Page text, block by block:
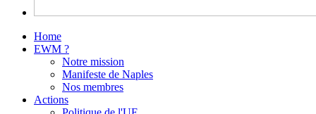
Home
EWM ?
Notre mission
Manifeste de Naples
Nos membres
Actions